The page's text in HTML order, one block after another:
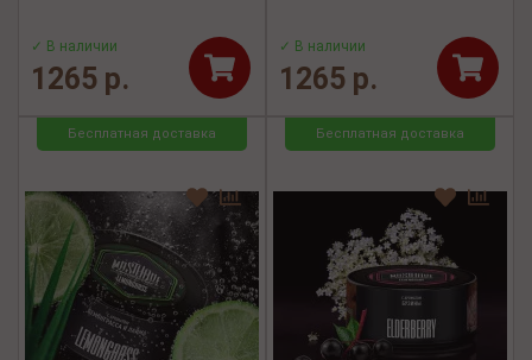
✓ В наличии
1265 р.
✓ В наличии
1265 р.
Бесплатная доставка Бесплатная доставка